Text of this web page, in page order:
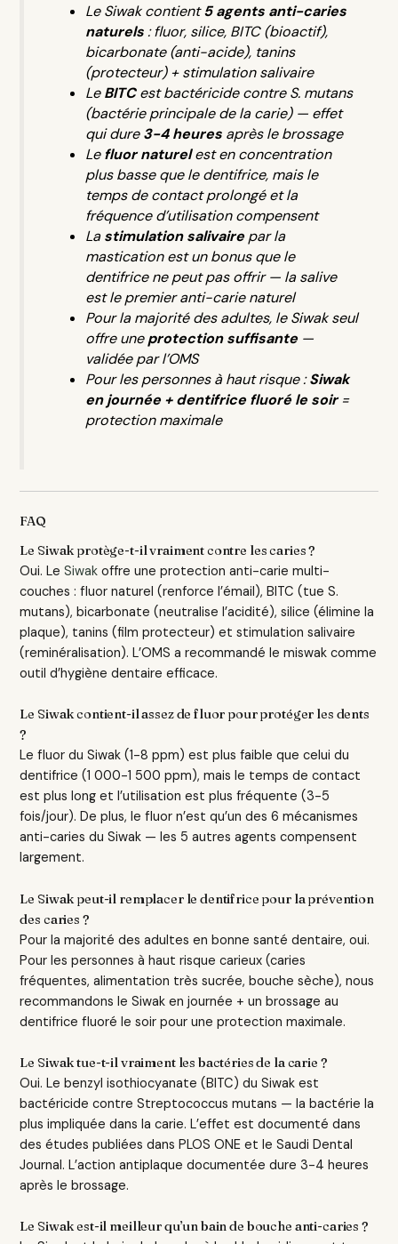
Le Siwak contient5 agents anti-caries
naturels: fluor, silice, BITC (bioactif),
bicarbonate (anti-acide), tanins
(protecteur) + stimulation salivaire
LeBITCest bactéricide contreS. mutans
(bactérie principale de la carie) — effet
qui dure3-4 heuresaprès le brossage
Lefluor naturelest en concentration
plus basse que le dentifrice, mais le
temps de contact prolongé et la
fréquence d’utilisation compensent
La stimulation salivairepar la
mastication est un bonus que le
dentifrice ne peut pas offrir — la salive
est le premier anti-carie naturel
Pour la majorité des adultes, le Siwak seul
offre uneprotection suffisante—
validée par l’OMS
Pour les personnes à haut risque :Siwak
en journée + dentifrice fluoré le soir=
protection maximale
FAQ
Le Siwak protège-t-il vraiment contre les caries ?
Oui. LeSiwak offre une protection anti-carie multi-
couches : fluor naturel (renforce l’émail), BITC (tue S.
mutans), bicarbonate (neutralise l’acidité), silice (élimine la
plaque), tanins (film protecteur) et stimulation salivaire
(reminéralisation). L’OMS a recommandé le miswak comme
outil d’hygiène dentaire efficace.
Le Siwak contient-il assez de fluor pour protéger les dents
?
Le fluor du Siwak (1-8 ppm) est plus faible que celui du
dentifrice (1 000-1 500 ppm), mais le temps de contact
est plus long et l’utilisation est plus fréquente (3-5
fois/jour). De plus, le fluor n’est qu’un des 6 mécanismes
anti-caries du Siwak — les 5 autres agents compensent
largement.
Le Siwak peut-il remplacer le dentifrice pour la prévention
des caries ?
Pour la majorité des adultes en bonne santé dentaire, oui.
Pour les personnes à haut risque carieux (caries
fréquentes, alimentation très sucrée, bouche sèche), nous
recommandons le Siwak en journée + un brossage au
dentifrice fluoré le soir pour une protection maximale.
Le Siwak tue-t-il vraiment les bactéries de la carie ?
Oui. Le benzyl isothiocyanate (BITC) du Siwak est
bactéricide contre Streptococcus mutans — la bactérie la
plus impliquée dans la carie. L’effet est documenté dans
des études publiées dans PLOS ONE et le Saudi Dental
Journal. L’action antiplaque documentée dure 3-4 heures
après le brossage.
Le Siwak est-il meilleur qu’un bain de bouche anti-caries ?